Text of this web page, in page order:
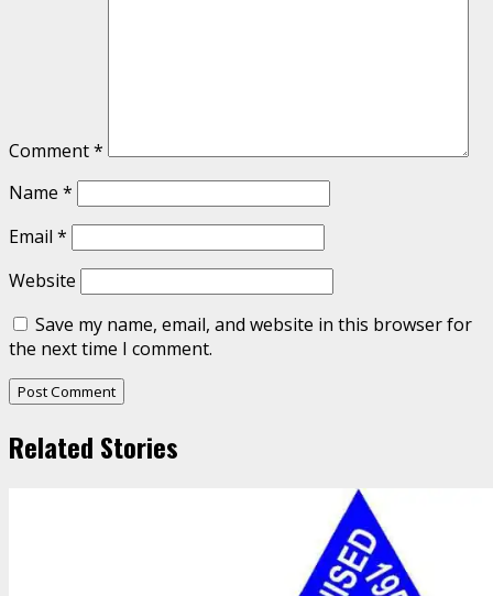
Comment*
Name *
Email *
Website
Save my name, email, and website in this browser for
the next time I comment.
Related Stories